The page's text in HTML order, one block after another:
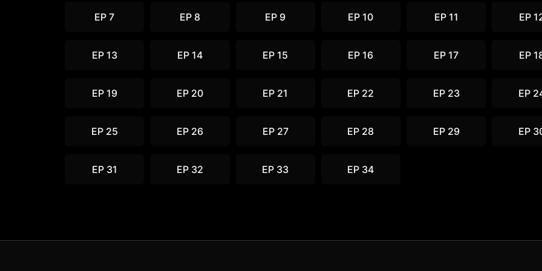
EP 7 EP 8 EP 9 EP 10 EP 11 EP
EP 13 EP 14 EP 15 EP 16 EP 17 EP
EP 19 EP 20 EP 21 EP 22 EP 23 EP
EP 25 EP 26 EP 27 EP 28 EP 29 EP
EP 31 EP 32 EP 33 EP 34